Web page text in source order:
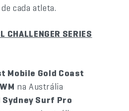
cada atleta.
CHALLENGER SERIES
Mobile Gold Coast
na Austrália
Sydney Surf Pro